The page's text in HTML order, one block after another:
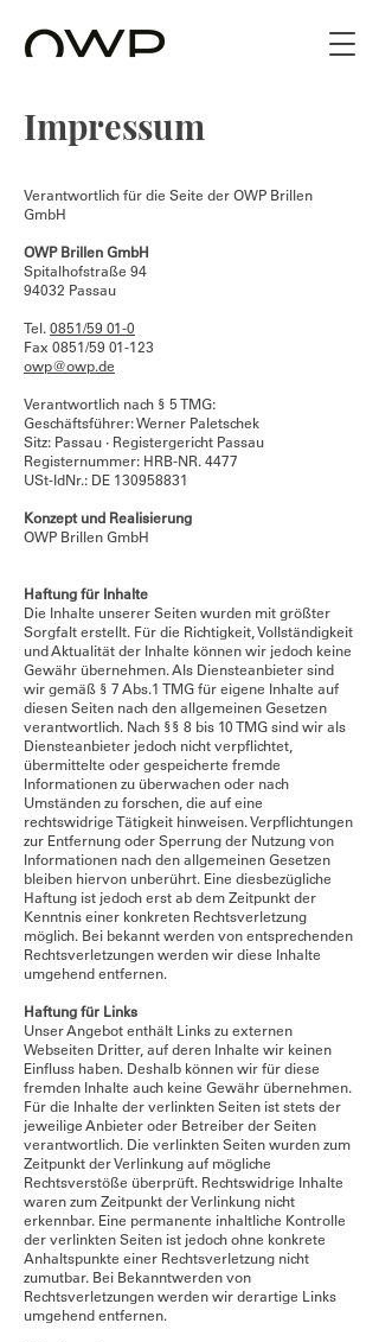
Impressum
Verantwortlich für die Seite der OWP Brillen
GmbH
OWP Brillen GmbH
Spitalhofstraße 94
94032 Passau
Tel.0851/59 01-0
Fax 0851/59 01-123
owp@owp.de
Verantwortlich nach § 5 TMG:
Geschäftsführer: Werner Paletschek
Sitz: Passau · Registergericht Passau
Registernummer: HRB-NR. 4477
USt-IdNr.: DE 130958831
Konzept und Realisierung
OWP Brillen GmbH
Haftung für Inhalte
Die Inhalte unserer Seiten wurden mit größter
Sorgfalt erstellt. Für die Richtigkeit, Vollständigkeit
und Aktualität der Inhalte können wir jedoch keine
Gewähr übernehmen. Als Diensteanbieter sind
wir gemäß § 7 Abs.1 TMG für eigene Inhalte auf
diesen Seiten nach den allgemeinen Gesetzen
verantwortlich. Nach §§ 8 bis 10 TMG sind wir als
Diensteanbieter jedoch nicht verpflichtet,
übermittelte oder gespeicherte fremde
Informationen zu überwachen oder nach
Umständen zu forschen, die auf eine
rechtswidrige Tätigkeit hinweisen. Verpflichtungen
zur Entfernung oder Sperrung der Nutzung von
Informationen nach den allgemeinen Gesetzen
bleiben hiervon unberührt. Eine diesbezügliche
Haftung ist jedoch erst ab dem Zeitpunkt der
Kenntnis einer konkreten Rechtsverletzung
möglich. Bei bekannt werden von entsprechenden
Rechtsverletzungen werden wir diese Inhalte
umgehend entfernen.
Haftung für Links
Unser Angebot enthält Links zu externen
Webseiten Dritter, auf deren Inhalte wir keinen
Einfluss haben. Deshalb können wir für diese
fremden Inhalte auch keine Gewähr übernehmen.
Für die Inhalte der verlinkten Seiten ist stets der
jeweilige Anbieter oder Betreiber der Seiten
verantwortlich. Die verlinkten Seiten wurden zum
Zeitpunkt der Verlinkung auf mögliche
Rechtsverstöße überprüft. Rechtswidrige Inhalte
waren zum Zeitpunkt der Verlinkung nicht
erkennbar. Eine permanente inhaltliche Kontrolle
der verlinkten Seiten ist jedoch ohne konkrete
Anhaltspunkte einer Rechtsverletzung nicht
zumutbar. Bei Bekanntwerden von
Rechtsverletzungen werden wir derartige Links
umgehend entfernen.